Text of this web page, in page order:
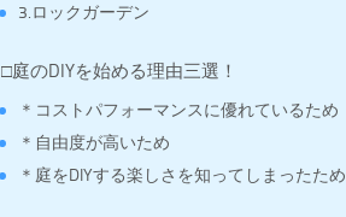
3.ロックガーデン
□庭のDIYを始める理由三選！
＊コストパフォーマンスに優れているため
＊自由度が高いため
＊庭をDIYする楽しさを知ってしまったため